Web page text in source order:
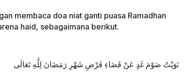
membaca doa niat ganti puasa Ramadhan
haid, sebagaimana berikut.
نَوَيْتُ صَوْمَ غَدٍ عَنْ قَضَاءِ فَرْضِ شَهْرِ رَمَضَانَ لِلَّهِ تَعَالَى